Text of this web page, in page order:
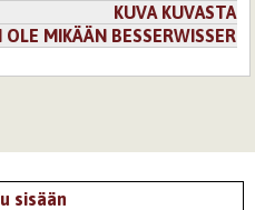
KUVA KUVASTA
OLE MIKÄÄN BESSERWISSER
sisään